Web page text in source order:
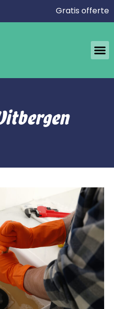
Gratis offerte